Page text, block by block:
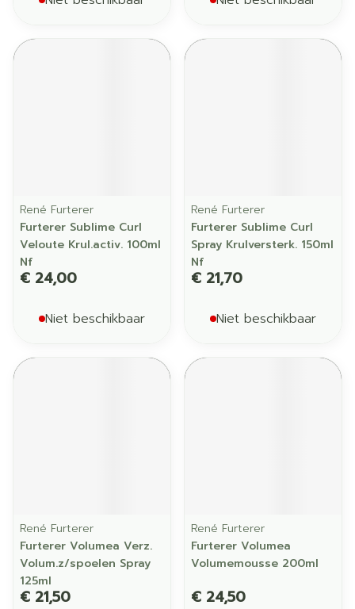
René Furterer
Furterer Sublime Curl
Veloute Krul.activ. 100ml
Nf
€ 24,00
Niet beschikbaar
René Furterer
Furterer Sublime Curl
Spray Krulversterk. 150ml
Nf
€ 21,70
Niet beschikbaar
René Furterer
Furterer Volumea Verz.
Volum.z/spoelen Spray
125ml
€ 21,50
René Furterer
Furterer Volumea
Volumemousse 200ml
€ 24,50